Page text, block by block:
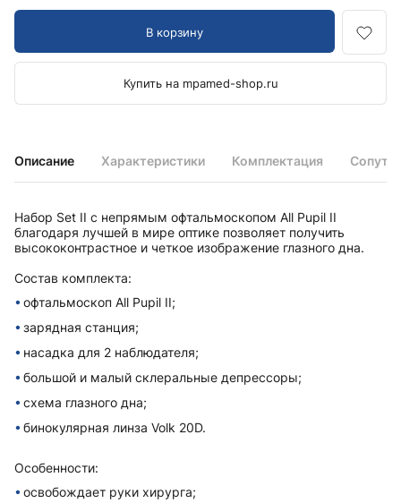
Описание Характеристики Комплектация
Набор Set II с непрямым офтальмоскопом All Pupil II
благодаря лучшей в мире оптике позволяет получить
высококонтрастное и четкое изображение глазного дна.
Состав комплекта:
офтальмоскоп All Pupil II;
зарядная станция;
насадка для 2 наблюдателя;
большой и малый склеральные депрессоры;
схема глазного дна;
бинокулярная линза Volk 20D.
Особенности:
освобождает руки хирурга;
В корзину
Купить на mpamed-shop.ru